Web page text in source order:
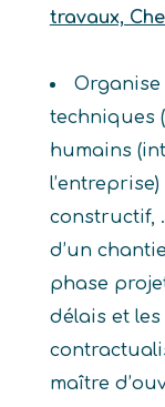
travaux,
techniques
humains
constructif,
d’un
phase
délais et
maître